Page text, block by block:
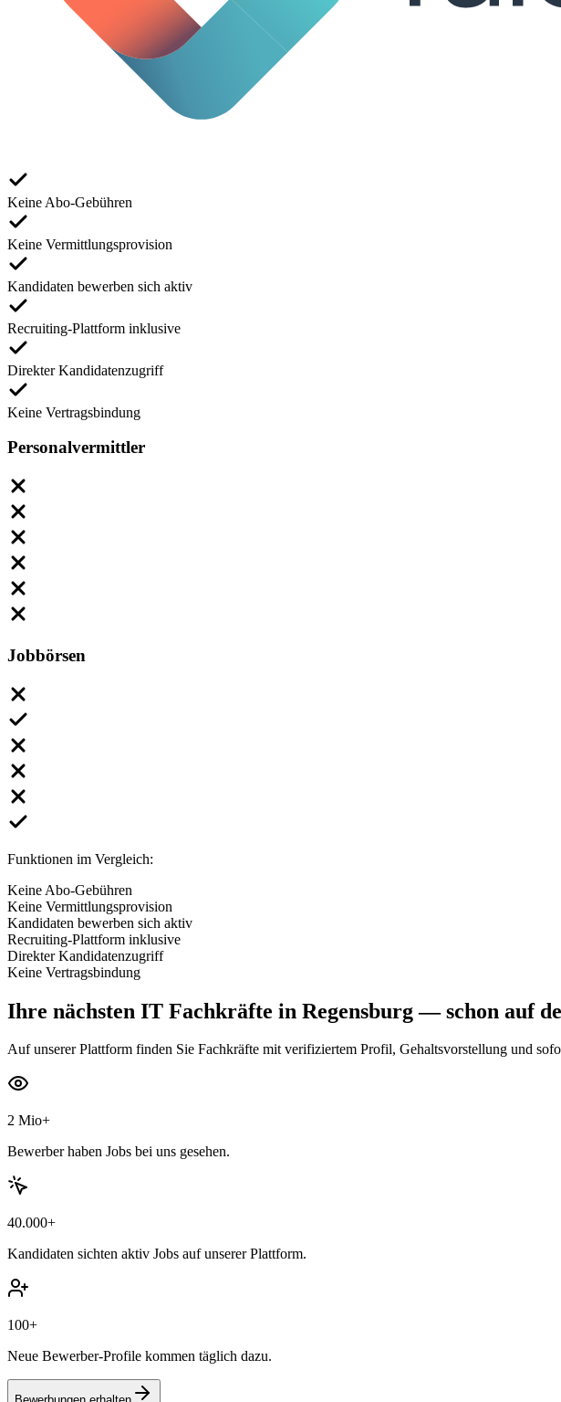
Keine Abo-Gebühren
Keine Vermittlungsprovision
Kandidaten bewerben sich aktiv
Recruiting-Plattform inklusive
Direkter Kandidatenzugriff
Keine Vertragsbindung
Personalvermittler
Jobbörsen
Funktionen im Vergleich:
Keine Abo-Gebühren
Keine Vermittlungsprovision
Kandidaten bewerben sich aktiv
Recruiting-Plattform inklusive
Direkter Kandidatenzugriff
Keine Vertragsbindung
Ihre nächsten IT Fachkräfte in Regensburg— schon auf
Auf unserer Plattform finden Sie Fachkräfte mit verifiziertem Profil, Gehaltsvorstellung und
2 Mio+
Bewerber haben Jobs bei uns gesehen.
40.000+
Kandidaten sichten aktiv Jobs auf unserer Plattform.
100+
Neue Bewerber-Profile kommen täglich dazu.